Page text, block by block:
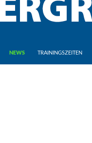
NEWS TRAININGSZEITEN